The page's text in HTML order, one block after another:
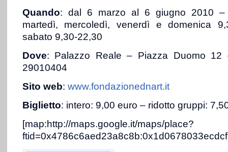
Quando: dal 6 marzo al 6 giugno 2010 –
martedì, mercoledì, venerdì e domenica
sabato 9,30-22,30
Dove: Palazzo Reale – Piazza Duomo
29010404
Sito web: www.fondazionednart.it
Biglietto: intero: 9,00 euro – ridotto gruppi:
[map:http://maps.google.it/maps/place?